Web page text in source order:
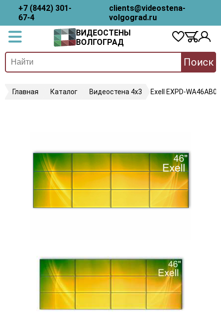
+7 (8442) 301-
67-4
clients@videostena-
volgograd.ru
ВИДЕОСТЕНЫ
ВОЛГОГРАД
Поиск
Главная Каталог Видеостена 4х3 Exell EXPD-WA46AB05